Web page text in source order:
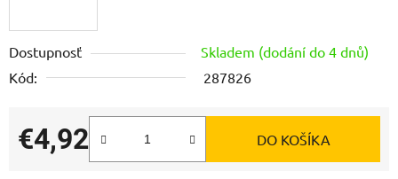
Dostupnosť
Skladem (dodání do 4 dnů)
Kód:
287826
€4,92
Jednotková cena:
DO KOŠÍKA